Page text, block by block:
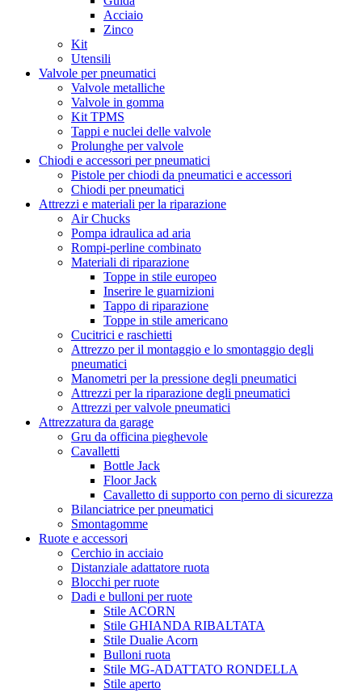
Acciaio
Zinco
Kit
Utensili
Valvole per pneumatici
Valvole metalliche
Valvole in gomma
Kit TPMS
Tappi e nuclei delle valvole
Prolunghe per valvole
Chiodi e accessori per pneumatici
Pistole per chiodi da pneumatici e accessori
Chiodi per pneumatici
Attrezzi e materiali per la riparazione
Air Chucks
Pompa idraulica ad aria
Rompi-perline combinato
Materiali di riparazione
Toppe in stile europeo
Inserire le guarnizioni
Tappo di riparazione
Toppe in stile americano
Cucitrici e raschietti
Attrezzo per il montaggio e lo smontaggio degli
pneumatici
Manometri per la pressione degli pneumatici
Attrezzi per la riparazione degli pneumatici
Attrezzi per valvole pneumatici
Attrezzatura da garage
Gru da officina pieghevole
Cavalletti
Bottle Jack
Floor Jack
Cavalletto di supporto con perno di sicurezza
Bilanciatrice per pneumatici
Smontagomme
Ruote e accessori
Cerchio in acciaio
Distanziale adattatore ruota
Blocchi per ruote
Dadi e bulloni per ruote
Stile ACORN
Stile GHIANDA RIBALTATA
Stile Dualie Acorn
Bulloni ruota
Stile MG-ADATTATO RONDELLA
Stile aperto